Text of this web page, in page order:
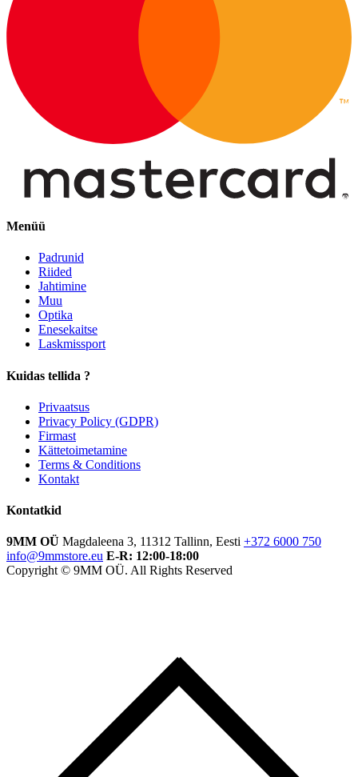
Menüü
Padrunid
Riided
Jahtimine
Muu
Optika
Enesekaitse
Laskmissport
Kuidas tellida ?
Privaatsus
Privacy Policy (GDPR)
Firmast
Kättetoimetamine
Terms & Conditions
Kontakt
Kontatkid
9MM OÜ Magdaleena 3, 11312 Tallinn, Eesti +372 6000 750
info@9mmstore.eu E-R: 12:00-18:00
Copyright © 9MM OÜ. All Rights Reserved